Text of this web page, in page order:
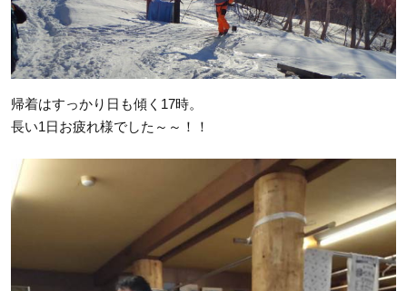
帰着はすっかり日も傾く17時。
長い1日お疲れ様でした～～！！